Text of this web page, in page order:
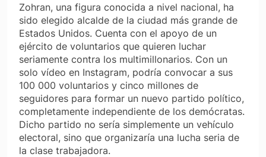
Zohran, una figura conocida a nivel nacional, ha
sido elegido alcalde de la ciudad más grande de
Estados Unidos. Cuenta con el apoyo de un
ejército de voluntarios que quieren luchar
seriamente contra los multimillonarios. Con un
solo vídeo en Instagram, podría convocar a sus
100 000 voluntarios y cinco millones de
seguidores para formar un nuevo partido político,
completamente independiente de los demócratas.
Dicho partido no sería simplemente un vehículo
electoral, sino que organizaría una lucha seria de
la clase trabajadora.